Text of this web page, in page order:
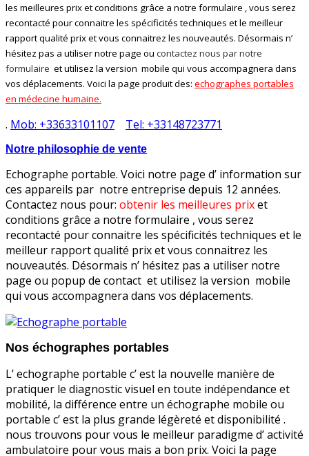
les meilleures prix et conditions grâce a notre formulaire , vous serez
recontacté pour connaitre les spécificités techniques et le meilleur
rapport qualité prix et vous connaitrez les nouveautés. Désormais n’
hésitez pas a utiliser notre page ou contactez nous par notre
formulaire et utilisez la version mobile qui vous accompagnera dans
vos déplacements. Voici la page produit des: echographes portables
en médecine humaine.
. Mob: +33633101107 Tel: +33148723771
Notre philosophie de vente
Echographe portable. Voici notre page d’ information sur
ces appareils par notre entreprise depuis 12 années.
Contactez nous pour: obtenir les meilleures prixet
conditions grâce a notre formulaire , vous serez
recontacté pour connaitre les spécificités techniques et le
meilleur rapport qualité prix et vous connaitrez les
nouveautés. Désormais n’ hésitez pas a utiliser notre
page ou popup de contact et utilisez la version mobile
qui vous accompagnera dans vos déplacements.
Nos échographes portables
L’ echographe portable c’ est la nouvelle manière de
pratiquer le diagnostic visuel en toute indépendance et
mobilité, la différence entre un échographe mobile ou
portable c’ est la plus grande légèreté et disponibilité .
nous trouvons pour vous le meilleur paradigme d’ activité
ambulatoire pour vous mais a bon prix. Voici la page